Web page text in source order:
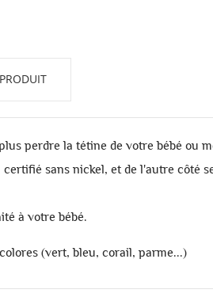
perdre la tétine de votre bébé ou
sans nickel, et de l'autre côté
à votre bébé.
(vert, bleu, corail, parme...)